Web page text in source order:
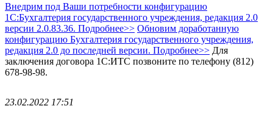
Внедрим под Ваши потребности конфигурацию
1С:Бухгалтерия государственного учреждения, редакция 2.0
версии 2.0.83.36. Подробнее>> Обновим доработанную
конфигурацию Бухгалтерия государственного учреждения,
редакция 2.0 до последней версии. Подробнее>> Для
заключения договора 1С:ИТС позвоните по телефону (812)
678-98-98.
23.02.2022 17:51